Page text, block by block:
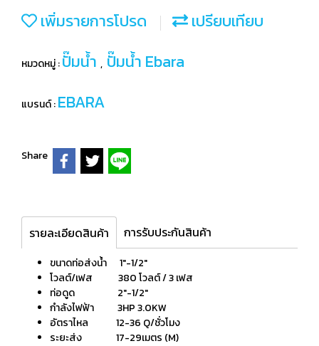
เพิ่มรายการโปรด เปรียบเทียบ
หมวดหมู่ :ปั๊มน้ำ , ปั๊มน้ำ Ebara
แบรนด์ :EBARA
Share
รายละเอียดสินค้า การรับประกันสินค้า
ขนาดท่อส่งน้ำ 1"-1/2″
โวลต์/เฟส 380 โวลต์ / 3 เฟส
ท่อดูด 2″-1/2"
กำลังไฟฟ้า 3HP 3.0KW
อัตราไหล 12-36 Q/ชั่วโมง
ระยะส่ง 17-29เมตร (M)